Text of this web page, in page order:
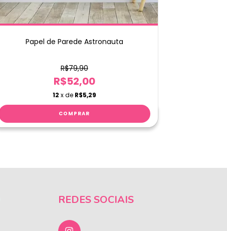
Papel de Parede Astronauta
R$79,90
R$52,00
12 x de R$5,29
REDES SOCIAIS